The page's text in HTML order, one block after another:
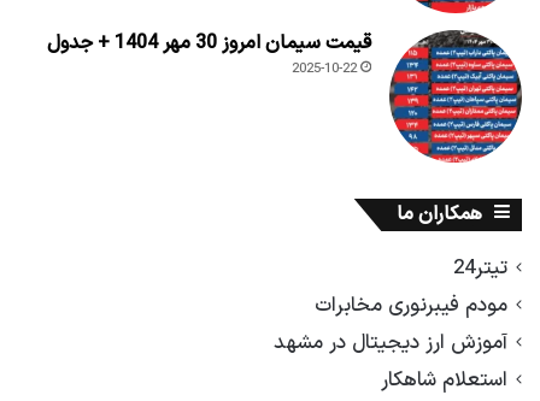
قیمت سیمان امروز 30 مهر 1404 + جدول
2025-10-22
همکاران ما
تیتر24
مودم فیبرنوری مخابرات
آموزش ارز دیجیتال در مشهد
استعلام شاهکار